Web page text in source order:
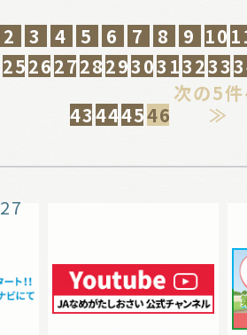
2 3 4 5 6 7 8 9 10
252627282930313233
43444546
次の5
≫